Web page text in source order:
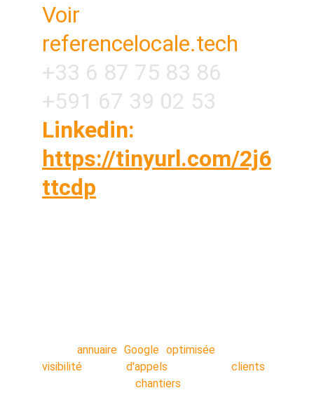
Voir
referencelocale.tech
+33 6 87 75 83 86
+591 67 39 02 53
Linkedin:
https://tinyurl.com/2j6
ttcdp
annuaire Google optimisée: Plus de
visibilité
d'appels !! Plus declients
chantiers